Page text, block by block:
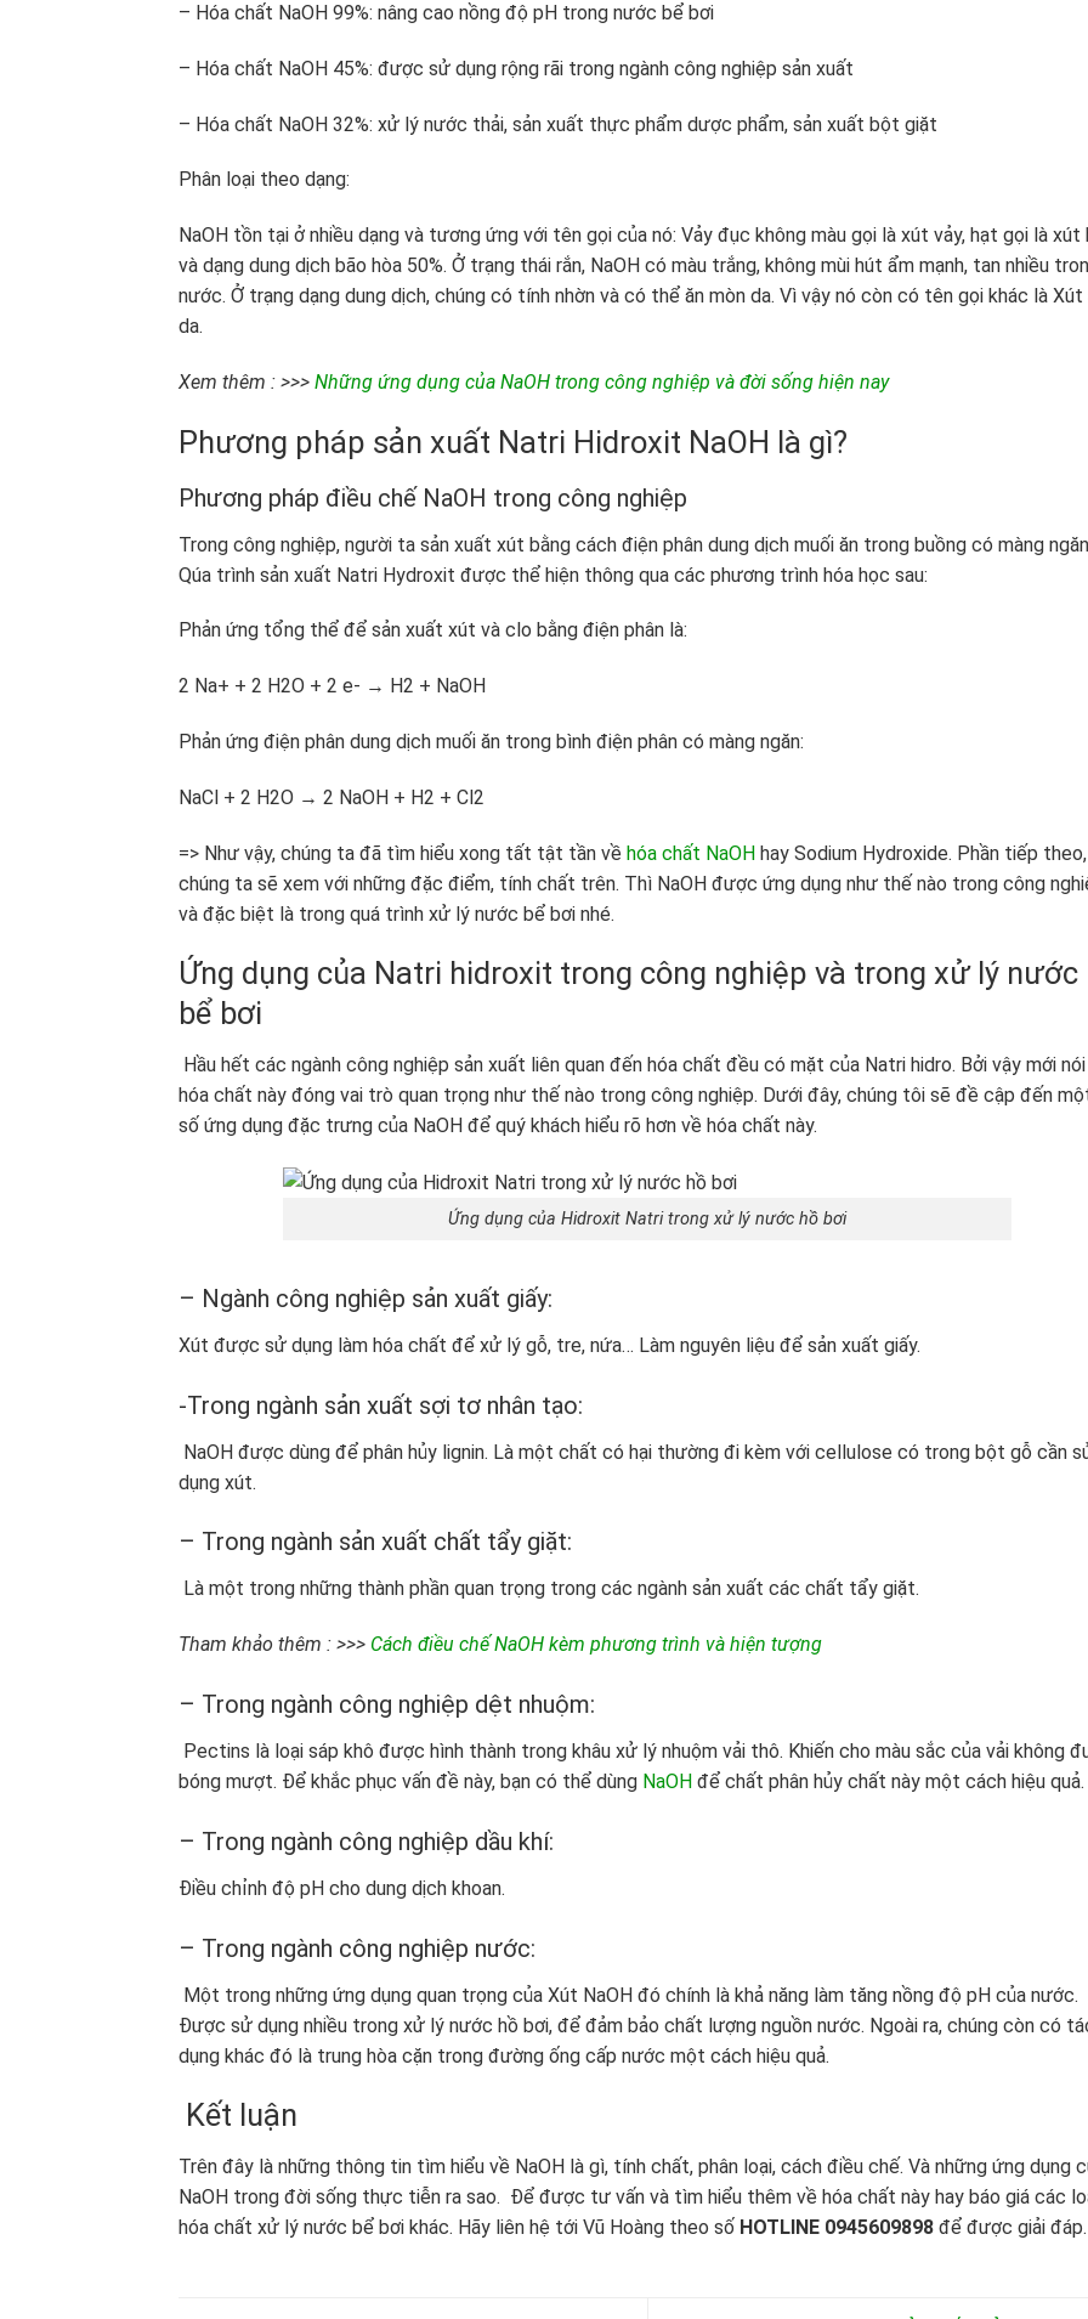
– Hóa chất NaOH 99%: nâng cao nồng độ pH trong nước bể bơi
– Hóa chất NaOH 45%: được sử dụng rộng rãi trong ngành công nghiệp sản xuất
– Hóa chất NaOH 32%: xử lý nước thải, sản xuất thực phẩm dược phẩm, sản xuất bột giặt
Phân loại theo dạng:
NaOH tồn tại ở nhiều dạng và tương ứng với tên gọi của nó: Vảy đục không màu gọi là xút vảy, hạt gọi là xút
và dạng dung dịch bão hòa 50%. Ở trạng thái rắn, NaOH có màu trắng, không mùi hút ẩm mạnh, tan nhiều
nước. Ở trạng dạng dung dịch, chúng có tính nhờn và có thể ăn mòn da. Vì vậy nó còn có tên gọi khác là Xút
da.
Xem thêm : >>> Những ứng dụng của NaOH trong công nghiệp và đời sống hiện nay
Phương pháp sản xuất Natri Hidroxit NaOH là gì?
Phương pháp điều chế NaOH trong công nghiệp
Trong công nghiệp, người ta sản xuất xút bằng cách điện phân dung dịch muối ăn trong buồng có màng
Qúa trình sản xuất Natri Hydroxit được thể hiện thông qua các phương trình hóa học sau:
Phản ứng tổng thể để sản xuất xút và clo bằng điện phân là:
2 Na+ + 2 H2O + 2 e- → H2 + NaOH
Phản ứng điện phân dung dịch muối ăn trong bình điện phân có màng ngăn:
NaCl + 2 H2O → 2 NaOH + H2 + Cl2
=> Như vậy, chúng ta đã tìm hiểu xong tất tật tần về hóa chất NaOH hay Sodium Hydroxide. Phần tiếp theo,
chúng ta sẽ xem với những đặc điểm, tính chất trên. Thì NaOH được ứng dụng như thế nào trong công
và đặc biệt là trong quá trình xử lý nước bể bơi nhé.
Ứng dụng của Natri hidroxit trong công nghiệp và trong xử lý nước
bể bơi
Hầu hết các ngành công nghiệp sản xuất liên quan đến hóa chất đều có mặt của Natri hidro. Bởi vậy mới nói
hóa chất này đóng vai trò quan trọng như thế nào trong công nghiệp. Dưới đây, chúng tôi sẽ đề cập đến
số ứng dụng đặc trưng của NaOH để quý khách hiểu rõ hơn về hóa chất này.
Ứng dụng của Hidroxit Natri trong xử lý nước hồ bơi
– Ngành công nghiệp sản xuất giấy:
Xút được sử dụng làm hóa chất để xử lý gỗ, tre, nứa… Làm nguyên liệu để sản xuất giấy.
-Trong ngành sản xuất sợi tơ nhân tạo:
NaOH được dùng để phân hủy lignin. Là một chất có hại thường đi kèm với cellulose có trong bột gỗ cần
dụng xút.
– Trong ngành sản xuất chất tẩy giặt:
Là một trong những thành phần quan trọng trong các ngành sản xuất các chất tẩy giặt.
Tham khảo thêm : >>> Cách điều chế NaOH kèm phương trình và hiện tượng
– Trong ngành công nghiệp dệt nhuộm:
Pectins là loại sáp khô được hình thành trong khâu xử lý nhuộm vải thô. Khiến cho màu sắc của vải không
bóng mượt. Để khắc phục vấn đề này, bạn có thể dùng NaOH để chất phân hủy chất này một cách hiệu quả.
– Trong ngành công nghiệp dầu khí:
Điều chỉnh độ pH cho dung dịch khoan.
– Trong ngành công nghiệp nước:
Một trong những ứng dụng quan trọng của Xút NaOH đó chính là khả năng làm tăng nồng độ pH của nước.
Được sử dụng nhiều trong xử lý nước hồ bơi, để đảm bảo chất lượng nguồn nước. Ngoài ra, chúng còn có
dụng khác đó là trung hòa cặn trong đường ống cấp nước một cách hiệu quả.
Kết luận
Trên đây là những thông tin tìm hiểu về NaOH là gì, tính chất, phân loại, cách điều chế. Và những ứng dụng
NaOH trong đời sống thực tiễn ra sao. Để được tư vấn và tìm hiểu thêm về hóa chất này hay báo giá các
hóa chất xử lý nước bể bơi khác. Hãy liên hệ tới Vũ Hoàng theo số HOTLINE 0945609898 để được giải đáp.